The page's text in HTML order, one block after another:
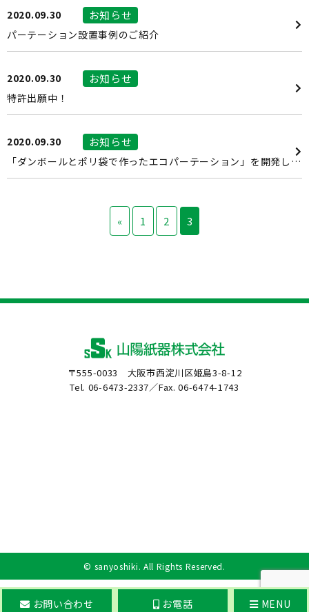
2020.09.30 お知らせ
パーテーション設置事例のご紹介
2020.09.30 お知らせ
特許出願中！
2020.09.30 お知らせ
「ダンボールとポリ袋で作ったエコパーテーション」を開発しました
« 1 2 3
〒555-0033 大阪市西淀川区姫島3-8-12
Tel. 06-6473-2337／Fax. 06-6474-1743
© sanyoshiki. All Rights Reserved.
お問い合わせ お電話 MENU